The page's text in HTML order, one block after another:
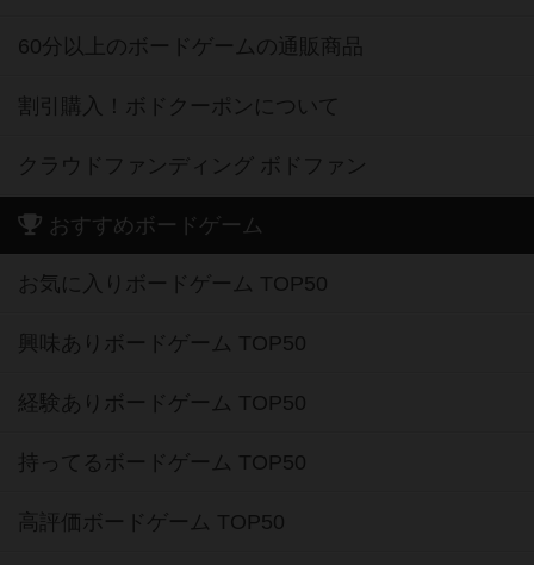
60分以上のボードゲームの通販商品
割引購入！ボドクーポンについて
クラウドファンディング ボドファン
おすすめボードゲーム
お気に入りボードゲーム TOP50
興味ありボードゲーム TOP50
経験ありボードゲーム TOP50
持ってるボードゲーム TOP50
高評価ボードゲーム TOP50